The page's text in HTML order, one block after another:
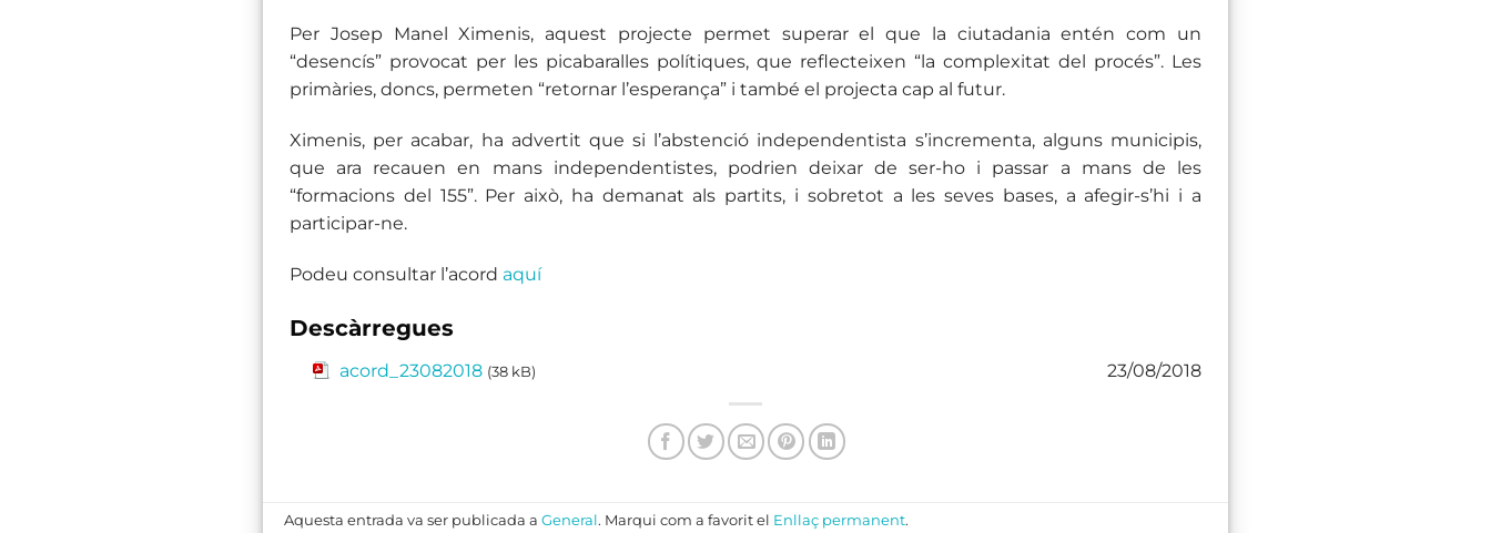
Per Josep Manel Ximenis, aquest projecte permet superar el que la ciutadania entén com un
“desencís” provocat per les picabaralles polítiques, que reflecteixen “la complexitat del procés”. Les
primàries, doncs, permeten “retornar l’esperança” i també el projecta cap al futur.
Ximenis, per acabar, ha advertit que si l’abstenció independentista s’incrementa, alguns municipis,
que ara recauen en mans independentistes, podrien deixar de ser-ho i passar a mans de les
“formacions del 155”. Per això, ha demanat als partits, i sobretot a les seves bases, a afegir-s’hi i a
participar-ne.
Podeu consultar l’acord aquí
Descàrregues
acord_23082018 (38 kB) 23/08/2018
Aquesta entrada va ser publicada aGeneral . Marqui com a favorit el Enllaç permanent.